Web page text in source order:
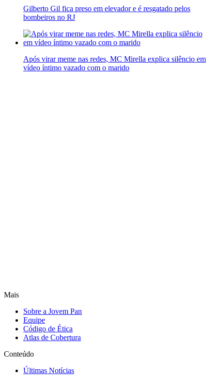
Gilberto Gil fica preso em elevador e é resgatado pelos
bombeiros no RJ
Após virar meme nas redes, MC Mirella explica silêncio em
vídeo íntimo vazado com o marido
Mais
Sobre a Jovem Pan
Equipe
Código de Ética
Atlas de Cobertura
Conteúdo
Últimas Notícias